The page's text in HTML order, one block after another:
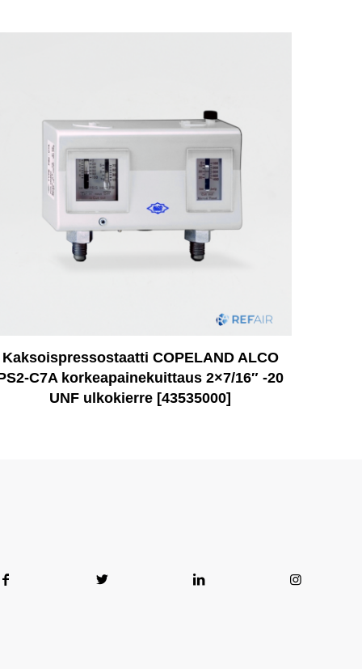
Kaksoispressostaatti COPELAND ALCO
C7A korkeapainekuittaus 2×7/16″ -20
UNF ulkokierre [43535000]